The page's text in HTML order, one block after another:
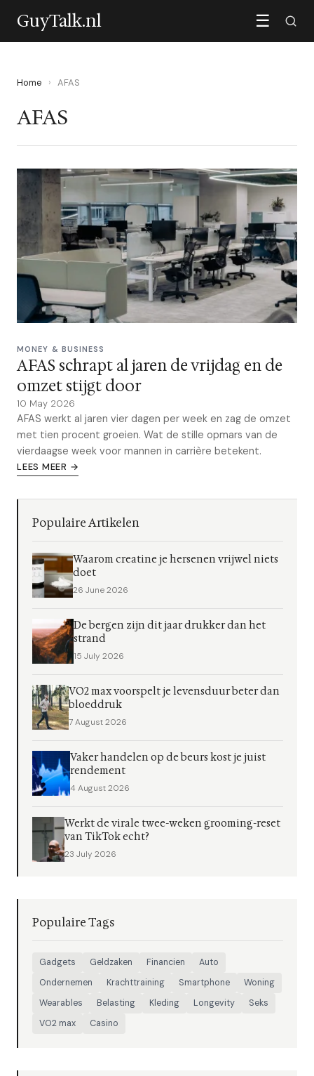
GuyTalk.nl ☰
Home › AFAS
AFAS
MONEY & BUSINESS
AFAS schrapt al jaren de vrijdag en de
omzet stijgt door
10 May 2026
AFAS werkt al jaren vier dagen per week en zag de omzet
met tien procent groeien. Wat de stille opmars van de
vierdaagse week voor mannen in carrière betekent.
LEES MEER →
Populaire Artikelen
Waarom creatine je hersenen vrijwel niets
doet
26 June 2026
De bergen zijn dit jaar drukker dan het
strand
15 July 2026
VO2 max voorspelt je levensduur beter dan
bloeddruk
7 August 2026
Vaker handelen op de beurs kost je juist
rendement
4 August 2026
Werkt de virale twee-weken grooming-reset
van TikTok echt?
23 July 2026
Populaire Tags
Gadgets Geldzaken Financien
Auto
Ondernemen
Krachttraining Smartphone
Woning
Wearables
Belasting Kleding Longevity
Seks
VO2 max
Casino